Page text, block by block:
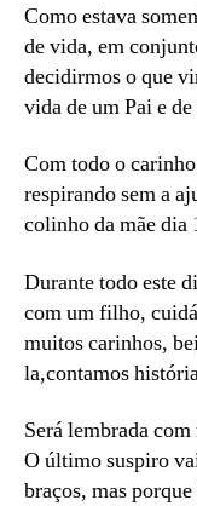
Como estava
de vida, em
decidirmos o que
vida de um Pai e
Com todo o
respirando sem a
colinho da mãe
Durante todo este
com um filho,
muitos carinhos,
la,contamos
Será lembrada
O último suspiro
braços, mas